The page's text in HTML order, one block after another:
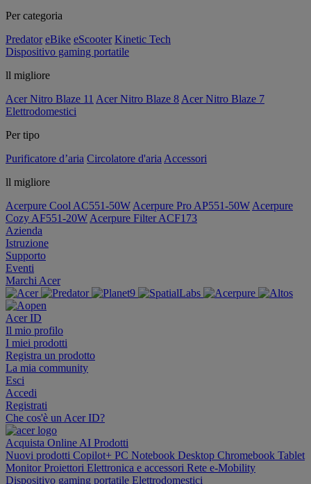
Per categoria
Predator eBike eScooter Kinetic Tech
Dispositivo gaming portatile
ll migliore
Acer Nitro Blaze 11 Acer Nitro Blaze 8 Acer Nitro Blaze 7
Elettrodomestici
Per tipo
Purificatore d’aria Circolatore d'aria Accessori
ll migliore
Acerpure Cool AC551-50W Acerpure Pro AP551-50W Acerpure
Cozy AF551-20W Acerpure Filter ACF173
Azienda
Istruzione
Supporto
Eventi
Marchi Acer
Acer ID
Il mio profilo
I miei prodotti
Registra un prodotto
La mia community
Esci
Accedi
Registrati
Che cos'è un Acer ID?
Acquista Online AI Prodotti
Nuovi prodotti Copilot+ PC Notebook Desktop Chromebook Tablet
MonitorProiettori Elettronica e accessori Rete e-Mobility
Dispositivo gaming portatile Elettrodomestici